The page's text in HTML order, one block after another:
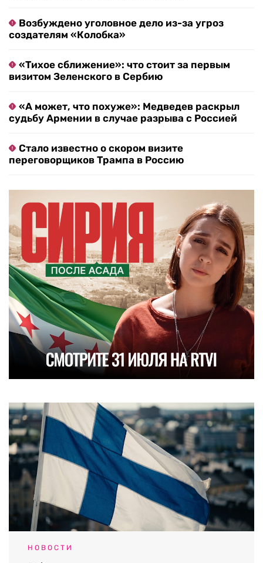
Возбуждено уголовное дело из-за угроз
создателям «Колобка»
«Тихое сближение»: что стоит за первым
визитом Зеленского в Сербию
«А может, что похуже»: Медведев раскрыл
судьбу Армении в случае разрыва с Россией
Стало известно о скором визите
переговорщиков Трампа в Россию
НОВОСТИ